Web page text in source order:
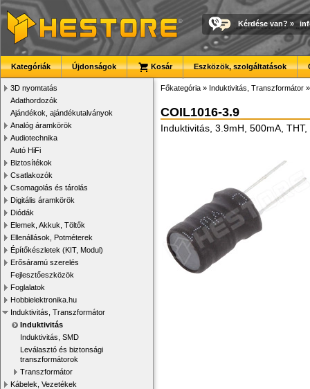
Kérdése van? »
Kategóriák Újdonságok Kosár Eszközök, szolgáltatások
3D nyomtatás
Adathordozók
Ajándékok, ajándékutalványok
Analóg áramkörök
Audiotechnika
Autó HiFi
Biztosítékok
Csatlakozók
Csomagolás és tárolás
Digitális áramkörök
Diódák
Elemek, Akkuk, Töltők
Ellenállások, Potméterek
Építőkészletek (KIT, Modul)
Erősáramú szerelés
Fejlesztőeszközök
Foglalatok
Hobbielektronika.hu
Induktivitás, Transzformátor
Induktivitás
Induktivitás, SMD
Leválasztó és biztonsági
transzformátorok
Transzformátor
Kábelek, Vezetékek
Főkategória » Induktivitás, Transzformátor
COIL1016-3.9
Induktivitás, 3.9mH, 500mA,